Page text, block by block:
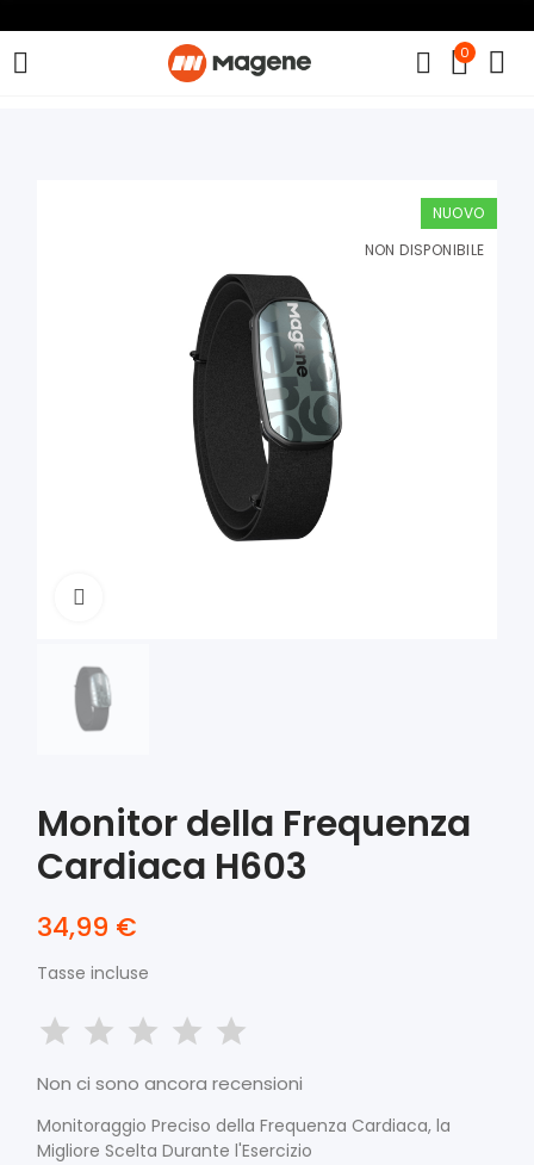
0
NUOVO
NON DISPONIBILE
Monitor della Frequenza
Cardiaca H603
34,99 €
Tasse incluse
Non ci sono ancora recensioni
Monitoraggio Preciso della Frequenza Cardiaca, la
Migliore Scelta Durante l'Esercizio